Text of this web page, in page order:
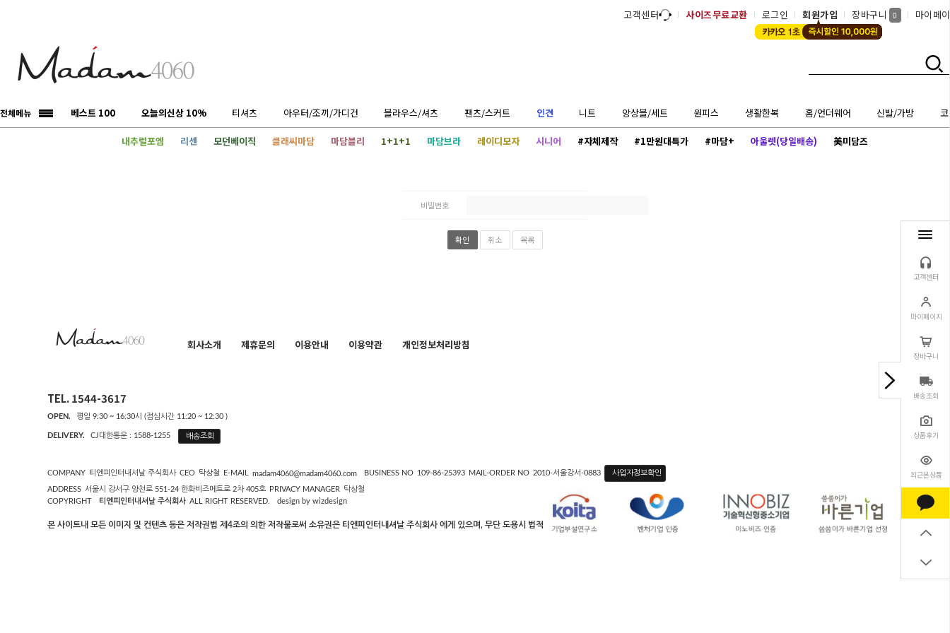
고객센터
마이페이지
장바구니
배송조회
상품후기
최근본상품
고객센터 사이즈무료교환 로그인 회원가입 장바구니 0 마이페
전체메뉴 베스트 100 오늘의신상 10% 티셔츠 아우터/조끼/가디건 블라우스/셔츠 팬츠/스커트 인견 니트 앙상블/세트 원피스 생활한복 홈/언더웨어 신발/가방
내추럴포엠 리센 모던베이직 클래씨마담 마담블리 1+1+1 마담브라 레이디모자 시니어 #자체제작 #1만원대특가 #마담+ 아울렛(당일배송) 美미담즈
비밀번호
확인 취소 목록
회사소개 제휴문의 이용안내 이용약관 개인정보처리방침
TEL. 1544-3617
OPEN. 평일 9:30 ~ 16:30시 (점심시간 11:20 ~ 12:30 )
DELIVERY. CJ대한통운 : 1588-1255 배송조회
COMPANY 티엔피인터내셔날 주식회사 CEO 탁상철 E-MAIL madam4060@madam4060.com BUSINESS NO 109-86-25393 MAIL-ORDER NO 2010-서울강서-0883 사업자정보확인
ADDRESS 서울시 강서구 양천로 551-24 한화비즈메트로 2차 405호 PRIVACY MANAGER
탁상철
COPYRIGHT
티엔피인터내셔날 주식회사 ALL RIGHT RESERVED. design by wizdesign
본 사이트내 모든 이미지 및 컨텐츠 등은 저작권법 제4조의 의한 저작물로써 소유권은 티엔피인터내셔날 주식회사 에게 있으며, 무단 도용시 법적인 제재를 받을 수 있습니다.